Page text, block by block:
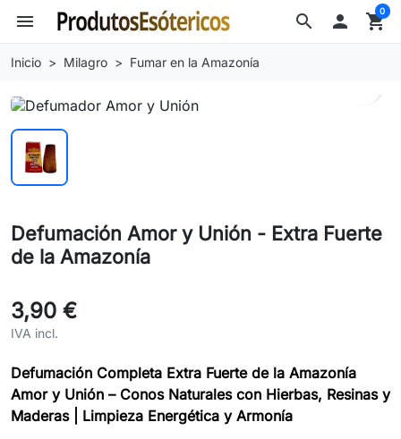
search
menu  shopping_cart
0
Inicio Milagro Fumar en la Amazonía
Defumación Amor y Unión - Extra Fuerte
de la Amazonía
3,90 €
IVA incl.
Defumación Completa Extra Fuerte de la Amazonía
Amor y Unión – Conos Naturales con Hierbas, Resinas y
Maderas | Limpieza Energética y Armonía